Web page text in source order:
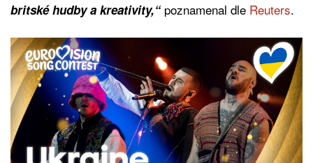
britské hudby a kreativity,“ poznamenal dle Reuters.